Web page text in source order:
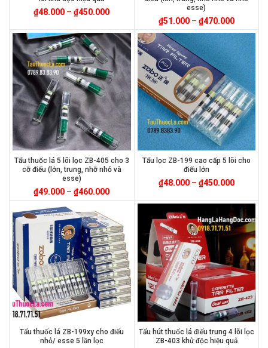
₫48.000 –₫450.000
esse)
₫51.000– ₫470.000
Tẩu thuốc lá 5 lõi lọc ZB-405 cho 3
cỡ điếu (lớn, trung, nhỡ nhỏ và
esse)
₫49.000 –₫460.000
Tẩu lọc ZB-199 cao cấp 5 lõi cho
điếu lớn
₫48.000– ₫450.000
Tẩu thuốc lá ZB-199xy cho điếu
nhỏ/ esse 5 lần lọc
Tẩu hút thuốc lá điếu trung 4 lõi lọc
ZB-403 khử độc hiệu quả